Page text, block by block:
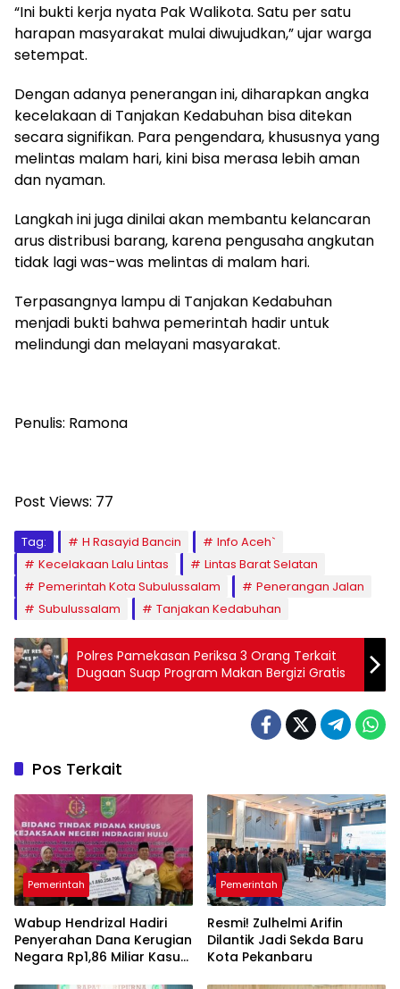
“Ini bukti kerja nyata Pak Walikota. Satu per satu
harapan masyarakat mulai diwujudkan,” ujar warga
setempat.
Dengan adanya penerangan ini, diharapkan angka
kecelakaan di Tanjakan Kedabuhan bisa ditekan
secara signifikan. Para pengendara, khususnya yang
melintas malam hari, kini bisa merasa lebih aman
dan nyaman.
Langkah ini juga dinilai akan membantu kelancaran
arus distribusi barang, karena pengusaha angkutan
tidak lagi was-was melintas di malam hari.
Terpasangnya lampu di Tanjakan Kedabuhan
menjadi bukti bahwa pemerintah hadir untuk
melindungi dan melayani masyarakat.
Penulis: Ramona
Post Views: 77
Tag: H Rasayid Bancin
Info Aceh`
Kecelakaan Lalu Lintas
Lintas Barat Selatan
Pemerintah Kota Subulussalam
Penerangan Jalan
Subulussalam
Tanjakan Kedabuhan
Polres Pamekasan Periksa 3 Orang Terkait
Dugaan Suap Program Makan Bergizi Gratis
Pos Terkait
Pemerintah
Wabup Hendrizal Hadiri
Penyerahan Dana Kerugian
Negara Rp1,86 Miliar Kasus
Pemerintah
Resmi! Zulhelmi Arifin
Dilantik Jadi Sekda Baru
Kota Pekanbaru